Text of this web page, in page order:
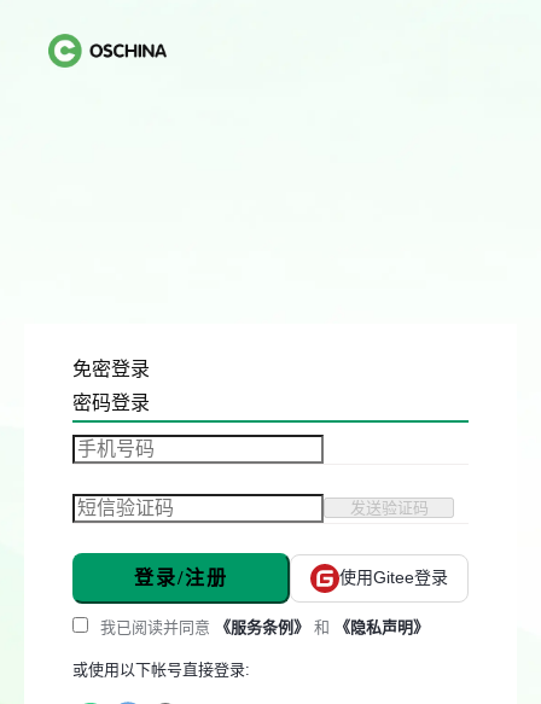
免密登录
密码登录
发送验证码
登录/注册 使用Gitee登录
我已阅读并同意 《服务条例》 和 《隐私声明》
或使用以下帐号直接登录: